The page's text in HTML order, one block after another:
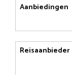
Aanbiedingen
Reisaanbieder